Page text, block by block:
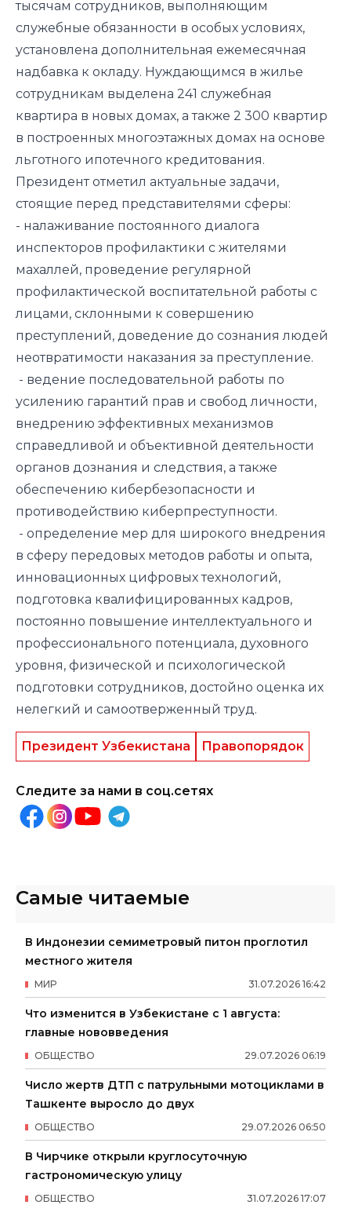
тысячам сотрудников, выполняющим
служебные обязанности в особых условиях,
установлена дополнительная ежемесячная
надбавка к окладу. Нуждающимся в жилье
сотрудникам выделена 241 служебная
квартира в новых домах, а также 2 300 квартир
в построенных многоэтажных домах на основе
льготного ипотечного кредитования.
Президент отметил актуальные задачи,
стоящие перед представителями сферы:
- налаживание постоянного диалога
инспекторов профилактики с жителями
махаллей, проведение регулярной
профилактической воспитательной работы с
лицами, склонными к совершению
преступлений, доведение до сознания людей
неотвратимости наказания за преступление.
- ведение последовательной работы по
усилению гарантий прав и свобод личности,
внедрению эффективных механизмов
справедливой и объективной деятельности
органов дознания и следствия, а также
обеспечению кибербезопасности и
противодействию киберпреступности.
- определение мер для широкого внедрения
в сферу передовых методов работы и опыта,
инновационных цифровых технологий,
подготовка квалифицированных кадров,
постоянно повышение интеллектуального и
профессионального потенциала, духовного
уровня, физической и психологической
подготовки сотрудников, достойно оценка их
нелегкий и самоотверженный труд.
Президент Узбекистана Правопорядок
Следите за нами в соц.сетях
Самые читаемые
В Индонезии семиметровый питон проглотил
местного жителя
31.07.2026 16:42
МИР
Что изменится в Узбекистане с 1 августа:
главные нововведения
29.07.2026 06:19
ОБЩЕСТВО
Число жертв ДТП с патрульными мотоциклами в
Ташкенте выросло до двух
29.07.2026 06:50
ОБЩЕСТВО
В Чирчике открыли круглосуточную
гастрономическую улицу
31.07.2026 17:07
ОБЩЕСТВО